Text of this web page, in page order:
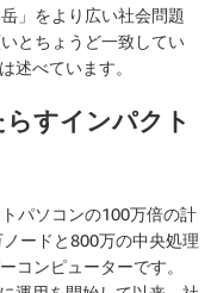
」をより広い社会問題
とちょうど一致してい
述べています。
すインパクト
パソコンの100万倍の計
ードと800万の中央処理
コンピューターです。